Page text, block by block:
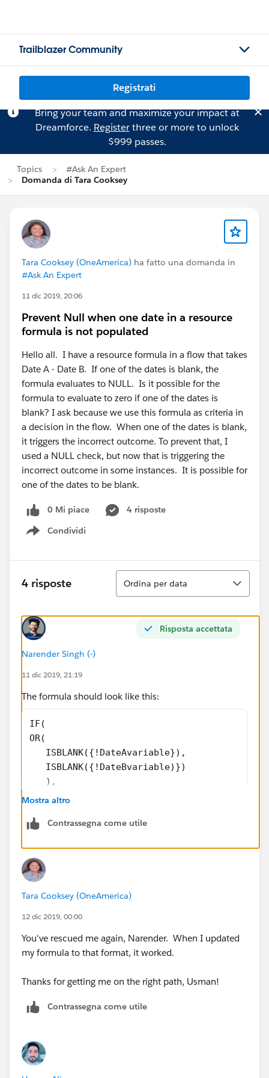
Trailblazer Community
Registrati
Bring your team and maximize your impact at
Dreamforce. Registerthree or more to unlock
$999 passes.
Topics
#Ask An Expert
Domanda di Tara Cooksey
Tara Cooksey (OneAmerica) ha fatto una domanda in
#Ask An Expert
11 dic 2019, 20:06
Prevent Null when one date in a resource
formula is not populated
Hello all. I have a resource formula in a flow that takes
Date A - Date B. If one of the dates is blank, the
formula evaluates to NULL. Is it possible for the
formula to evaluate to zero if one of the dates is
blank? I ask because we use this formula as criteria in
a decision in the flow. When one of the dates is blank,
it triggers the incorrect outcome. To prevent that, I
used a NULL check, but now that is triggering the
incorrect outcome in some instances. It is possible for
one of the dates to be blank.
0 Mi piace
4 risposte
Condividi
Show menu
4 risposte
Ordina
Ordina per data
Risposta accettata
Narender Singh (-)
11 dic 2019, 21:19
The formula should look like this:
IF(
OR(
ISBLANK({!DateAvariable}),
ISBLANK({!DateBvariable)})
   ),
0,
Mostra altro
Contrassegna come utile
Tara Cooksey (OneAmerica)
12 dic 2019, 00:00
You've rescued me again, Narender. When I updated
my formula to that format, it worked.
Thanks for getting me on the right path, Usman!
Contrassegna come utile